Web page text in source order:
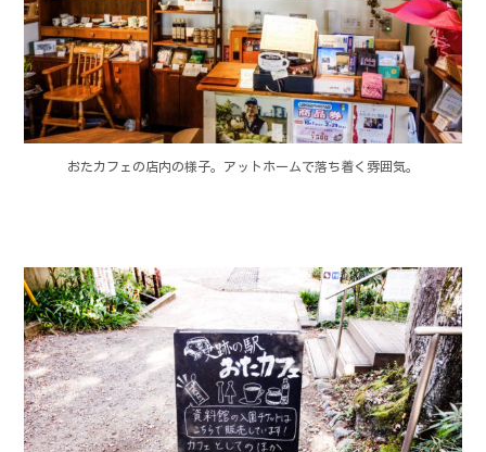
おたカフェの店内の様子。アットホームで落ち着く雰囲気。